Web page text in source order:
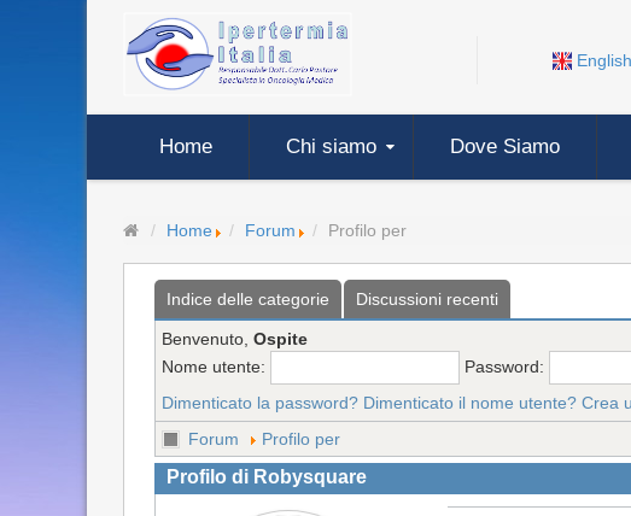
English
Home Chi siamo Dove Siamo
Home Forum Profilo per
Indice delle categorie Discussioni recenti
Benvenuto, Ospite
Nome utente:
Password:
Dimenticato la password? Dimenticato il nome utente? Crea
Forum
Profilo per
Profilo di Robysquare